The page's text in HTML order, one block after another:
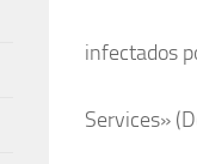
infectados
Services»